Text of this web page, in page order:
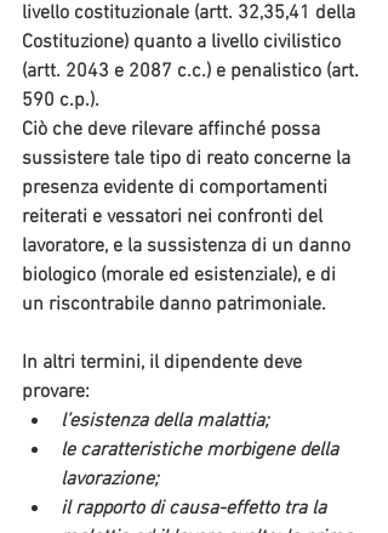
livello costituzionale (artt. 32,35,41 della
Costituzione) quanto a livello civilistico
(artt. 2043 e 2087 c.c.) e penalistico (art.
590 c.p.).
Ciò che deve rilevare affinché possa
sussistere tale tipo di reato concerne la
presenza evidente di comportamenti
reiterati e vessatori nei confronti del
lavoratore, e la sussistenza di un danno
biologico (morale ed esistenziale), e di
un riscontrabile danno patrimoniale.
In altri termini, il dipendente deve
provare:
l’esistenza della malattia;
le caratteristiche morbigene della
lavorazione;
il rapporto di causa-effetto tra la